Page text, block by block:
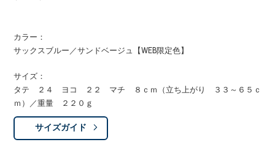
カラー：
サックスブルー／サンドベージュ【WEB限定色】
サイズ：
タテ ２４ ヨコ ２２ マチ ８ｃｍ（立ち上がり ３３～６５ｃ
ｍ）／重量 ２２０ｇ
サイズガイド